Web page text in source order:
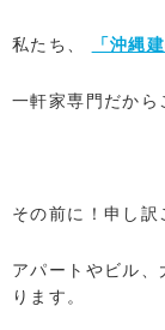
私たち、 「沖縄
一軒家専門だから
その前に！申し訳
アパートやビル
ります。